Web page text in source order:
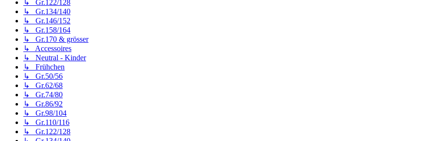
↳ Gr.122/128
↳ Gr.134/140
↳ Gr.146/152
↳ Gr.158/164
↳ Gr.170 & grösser
↳ Accessoires
↳ Neutral - Kinder
↳ Frühchen
↳ Gr.50/56
↳ Gr.62/68
↳ Gr.74/80
↳ Gr.86/92
↳ Gr.98/104
↳ Gr.110/116
↳ Gr.122/128